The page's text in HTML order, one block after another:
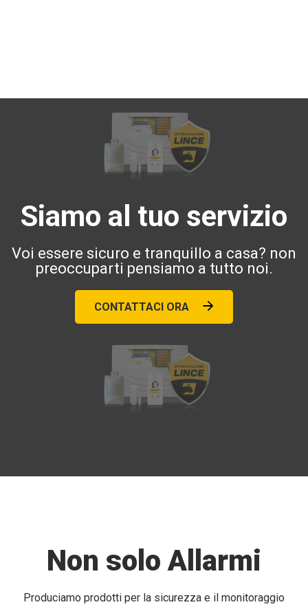
Siamo al tuo servizio
Voi essere sicuro e tranquillo a casa? non
preoccuparti pensiamo a tutto noi.
CONTATTACI ORA
Non solo Allarmi
Produciamo prodotti per la sicurezza e il monitoraggio